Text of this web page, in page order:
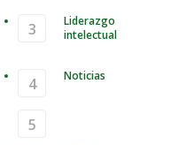
Liderazgo
intelectual
Noticias